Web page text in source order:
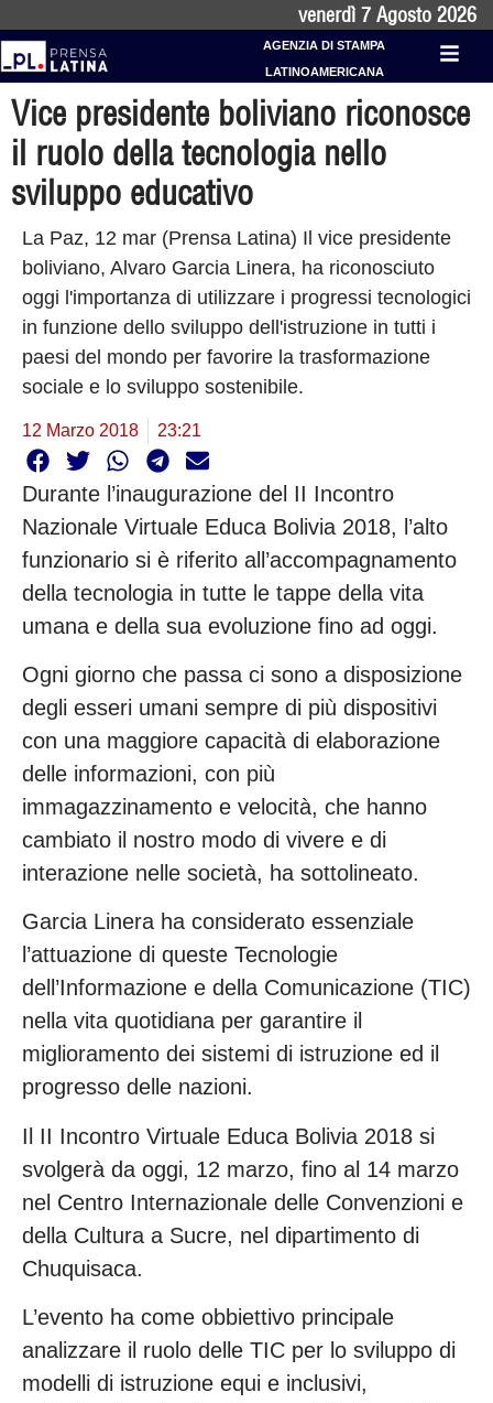
venerdì 7 Agosto 2026
AGENZIA DI STAMPA
LATINOAMERICANA
Vice presidente boliviano riconosce
il ruolo della tecnologia nello
sviluppo educativo
La Paz, 12 mar (Prensa Latina) Il vice presidente
boliviano, Alvaro Garcia Linera, ha riconosciuto
oggi l'importanza di utilizzare i progressi tecnologici
in funzione dello sviluppo dell'istruzione in tutti i
paesi del mondo per favorire la trasformazione
sociale e lo sviluppo sostenibile.
12 Marzo 2018 23:21
Durante l’inaugurazione del II Incontro
Nazionale Virtuale Educa Bolivia 2018, l’alto
funzionario si è riferito all’accompagnamento
della tecnologia in tutte le tappe della vita
umana e della sua evoluzione fino ad oggi.
Ogni giorno che passa ci sono a disposizione
degli esseri umani sempre di più dispositivi
con una maggiore capacità di elaborazione
delle informazioni, con più
immagazzinamento e velocità, che hanno
cambiato il nostro modo di vivere e di
interazione nelle società, ha sottolineato.
Garcia Linera ha considerato essenziale
l’attuazione di queste Tecnologie
dell’Informazione e della Comunicazione (TIC)
nella vita quotidiana per garantire il
miglioramento dei sistemi di istruzione ed il
progresso delle nazioni.
Il II Incontro Virtuale Educa Bolivia 2018 si
svolgerà da oggi, 12 marzo, fino al 14 marzo
nel Centro Internazionale delle Convenzioni e
della Cultura a Sucre, nel dipartimento di
Chuquisaca.
L’evento ha come obbiettivo principale
analizzare il ruolo delle TIC per lo sviluppo di
modelli di istruzione equi e inclusivi,